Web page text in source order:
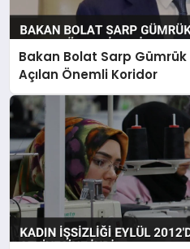
Bakan Bolat Sarp Gümrük
Açılan Önemli Koridor